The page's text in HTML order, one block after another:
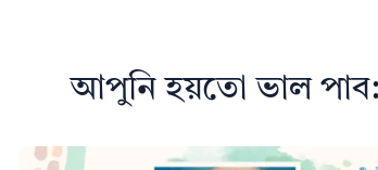
আপুনি হয়তো ভাল পাব: